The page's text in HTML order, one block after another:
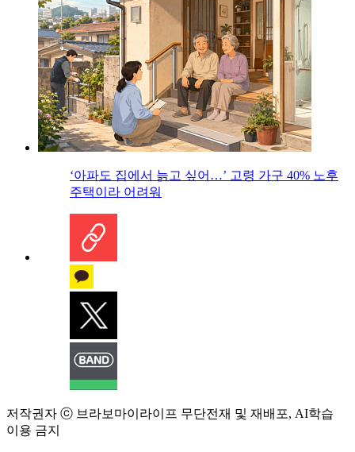
‘아파도 집에서 늙고 싶어…’ 고령 가구 40% 노후
주택이라 어려워
저작권자 ⓒ 브라보마이라이프 무단전재 및 재배포, AI학습
이용 금지